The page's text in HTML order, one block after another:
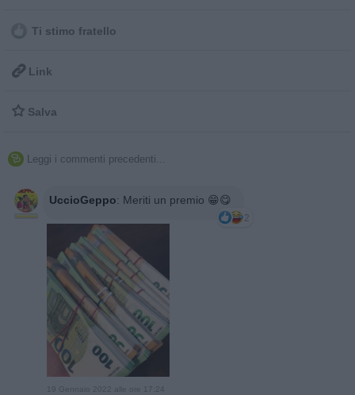
Ti stimo fratello
 Link
 Salva
 Leggi i commenti precedenti...
UccioGeppo: Meriti un premio 😁😋
2
19 Gennaio 2022 alle ore 17:24